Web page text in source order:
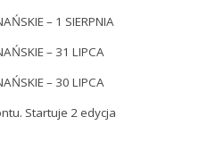
– 1 SIERPNIA
– 31 LIPCA
– 30 LIPCA
Startuje 2 edycja